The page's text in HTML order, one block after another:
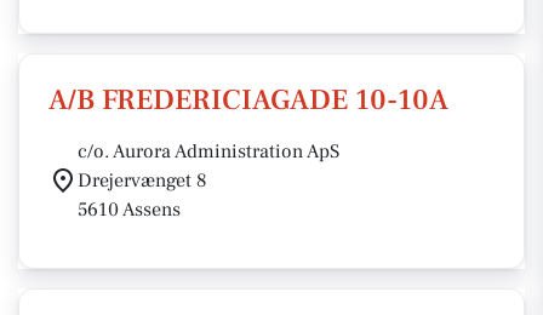
A/B FREDERICIAGADE 10-10A
c/o. Aurora Administration ApS
Drejervænget 8
5610 Assens